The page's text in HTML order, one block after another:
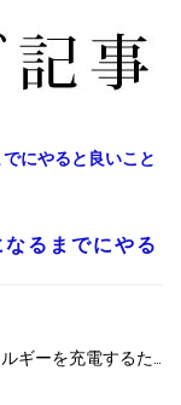
るまでにやる
ギーを充電するた…